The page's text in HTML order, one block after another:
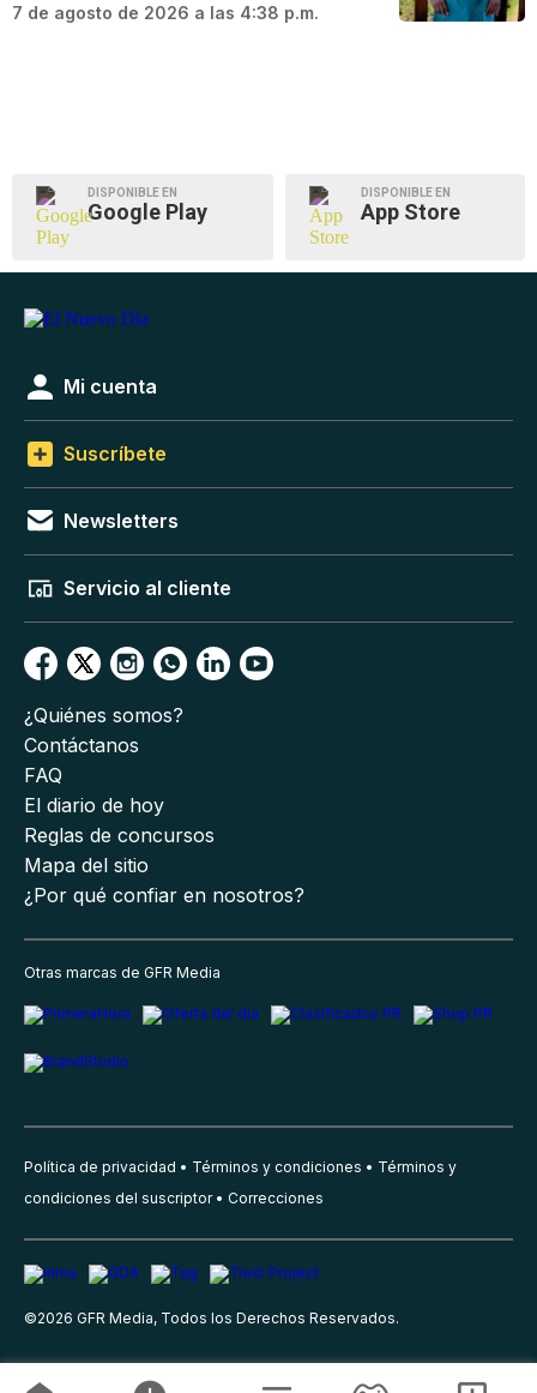
7 de agosto de 2026 a las 4:38 p.m.
DISPONIBLE EN
Google Play
DISPONIBLE EN
App Store
Mi cuenta
Suscríbete
Newsletters
Servicio al cliente
¿Quiénes somos?
Contáctanos
FAQ
El diario de hoy
Reglas de concursos
Mapa del sitio
¿Por qué confiar en nosotros?
Otras marcas de GFR Media
Política de privacidad Términos y condiciones
Términos y
condiciones del suscriptor
Correcciones
©2026 GFR Media, Todos los Derechos Reservados.